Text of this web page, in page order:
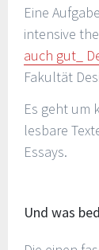
Eine
intensive
auch gut_
Fakultät
Es geht um
lesbare
Essays.
Und was